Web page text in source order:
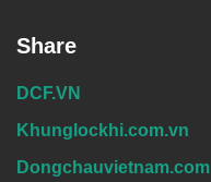
Share
DCF.VN
Khunglockhi.com.vn
Dongchauvietnam.com